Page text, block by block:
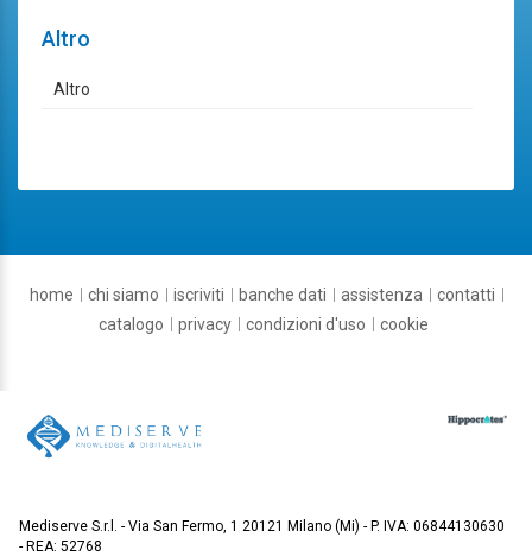
Altro
Altro
home chi siamo iscriviti banche dati assistenza
contatti
catalogo
privacy condizioni d'uso cookie
Mediserve S.r.l. Via San Fermo, 1 20121 Milano (Mi)
P. IVA: 06844130630
REA: 52768